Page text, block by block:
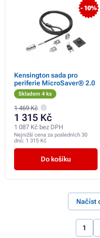
- 10%
Kensington sada pro
periferie MicroSaver® 2.0
Skladem 4 ks
1 469 Kč
1 315 Kč
1 087 Kč bez DPH
Nejnižší cena za posledních 30
dnů: 1 315 Kč
Do košíku
Načíst
1